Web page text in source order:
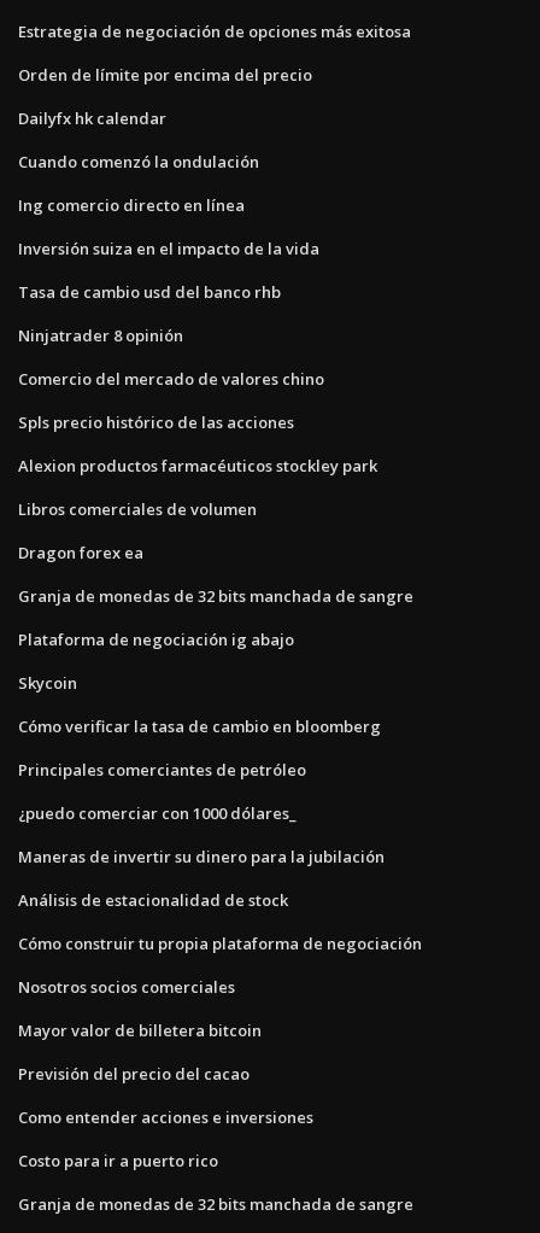
Estrategia de negociación de opciones más exitosa
Orden de límite por encima del precio
Dailyfx hk calendar
Cuando comenzó la ondulación
Ing comercio directo en línea
Inversión suiza en el impacto de la vida
Tasa de cambio usd del banco rhb
Ninjatrader 8 opinión
Comercio del mercado de valores chino
Spls precio histórico de las acciones
Alexion productos farmacéuticos stockley park
Libros comerciales de volumen
Dragon forex ea
Granja de monedas de 32 bits manchada de sangre
Plataforma de negociación ig abajo
Skycoin
Cómo verificar la tasa de cambio en bloomberg
Principales comerciantes de petróleo
¿puedo comerciar con 1000 dólares_
Maneras de invertir su dinero para la jubilación
Análisis de estacionalidad de stock
Cómo construir tu propia plataforma de negociación
Nosotros socios comerciales
Mayor valor de billetera bitcoin
Previsión del precio del cacao
Como entender acciones e inversiones
Costo para ir a puerto rico
Granja de monedas de 32 bits manchada de sangre